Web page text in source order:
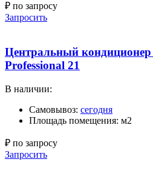
₽ по запросу
Запросить
Центральный
Professional 21
В наличии:
Самовывоз: сегодня
Площадь помещения: м2
₽ по запросу
Запросить